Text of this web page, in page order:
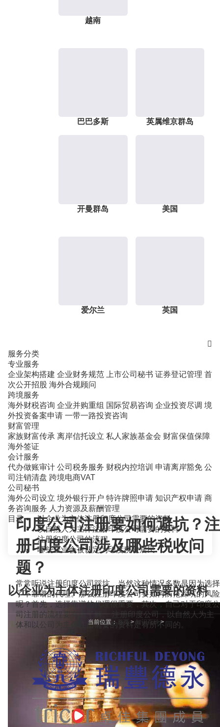
越南
巴巴多斯 英属维京群岛
开曼群岛 美国
爱尔兰 英国

服务分类
专业服务
企业架构搭建 企业财务规范 上市公司秘书 证券登记管理 首
次公开招股 海外合规顾问
跨境服务
海外财税咨询 企业并购重组 国际贸易咨询 企业投资尽调 境
外投资备案申请 一带一路投资咨询
财富管理
家族财富传承 离岸信托设立 私人家族基金会 财富保值保障
海外签证
会计服务
代办做账审计 公司税务服务 财税内控培训 申请离岸豁免 公
司注销清盘 跨境电商VAT
公司秘书
海外公司设立 境外银行开户 特许牌照申请 知识产权申请 商
务咨询服务 人力资源及薪酬管理
当前位置： 首页> 知识百科>
印度公司注册要如何避坑？注
册印度公司涉及哪些税收问
题？
常常听说注册印度公司踩坑，当然这种情况多数是因为选择
了不靠谱的代理。那么注册印度公司要如何防范踩坑的风险
呢？首先，选择靠谱的代理很重要，其次，自己对于印度公
司注册的流程要有所了解。 注册印度公司，以自然人为主
体和以公司为主体注册需要的资料是有所不同的。
目录
以企业为主体注册印度公司需要的资料
以自然人为主体注册印度公司需要的资料
注册印度公司的流程
哪些企业会被认定为印度税收居民
以企业为主体注册印度公司需要的资料